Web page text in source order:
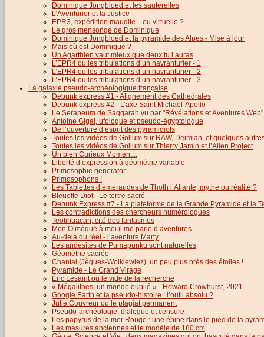
Dominique Jongbloed et les sauterelles
L’Aventurier et la Justice
EPR3, expédition maudite... ou virtuelle ?
Le gros mensonge de Dominique
Dominique Jongbloed et la pyramide des Alpes - Mise à jour
Mais où est Dominique ?
Un Agarthien vaut mieux que deux tu l’auras
L’EPR4 ou les tribulations d’un navranturier - 1
L’EPR4 ou les tribulations d’un navranturier - 2
L’EPR4 ou les tribulations d’un navranturier - 3
La galaxie pseudo-archéologique française
Debunk express #1 - Alignement des Cathédrales
Debunk express #2 - L’axe Saint Michael-Apollo
Le Serapeum de Saqqarah vu par "Révélations et Aventures Web"
Antoine Gigal, ufologue et pseudo-égyptologue
De l’ouverture d’esprit des pyramidiots
Toutes les vidéos de Gollum sur RAW, Deimian, et quelques
Toutes les vidéos de Gollum sur Thierry Jamin et l’Alien Project
Un bien Curieux Moment...
Liberté d’expression à géométrie variable
Primosophie generator
Primosophons !
Les Tablettes d’émeraudes de Thoth l’Atlante, mythe ou réalité ?
Bleuette Diot - Le tertre sacré
Debunk Express #7 - La plateforme de la Grande Pyramide et la
Les contradictions des chercheurs numérologues
Teotihuacan, cité des fantasmes
Mon Olmèque à moi il me parle d’aventures
Au-delà du réel - l’aventure Marty
Les andésites de Pumapunku sont naturelles
Géométrie sacrée
Chantal (Jègues-Wolkiewiez), un peu plus près des étoiles !
Pyramide - Le Grand Virage
Éric Lesaint ou le vide de la recherche
« Mégalithes, un monde oublié » - Howard Crowhurst, 2021
Google Earth et la pseudo-histoire : l’outil absolu ?
Julie Couvreur ou le plagiat permanent
Pseudo-archéologie, dialogue et censure
Les papyrus de la mer Rouge : une épine dans le pied de la
Les mesures anciennes et le modèle de 180 cm